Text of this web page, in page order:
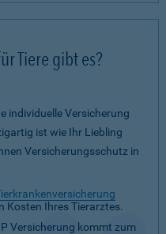
Tiere gibt es?
individuelle Versicherung
ist wie Ihr Liebling
Versicherungsschutz in
Kosten Ihres Tierarztes.
Versicherung kommt zum